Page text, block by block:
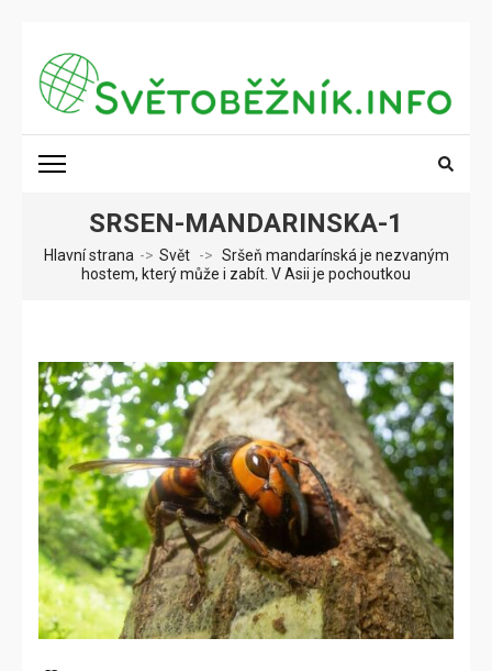
obsah
(stiskněte
Enter)
SVĚTOBĚŽNÍK.INFO
SRSEN-MANDARINSKA-1
Hlavní strana -> Svět -> Sršeň mandarínská je nezvaným
hostem, který může i zabít. V Asii je pochoutkou